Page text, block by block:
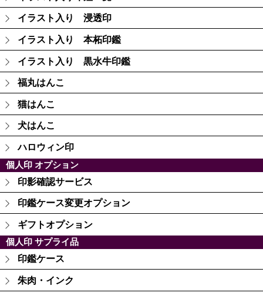
イラスト入り 浸透印
イラスト入り 本柘印鑑
イラスト入り 黒水牛印鑑
福丸はんこ
猫はんこ
犬はんこ
ハロウィン印
個人印 オプション
印影確認サービス
印鑑ケース変更オプション
ギフトオプション
個人印 サプライ品
印鑑ケース
朱肉・インク